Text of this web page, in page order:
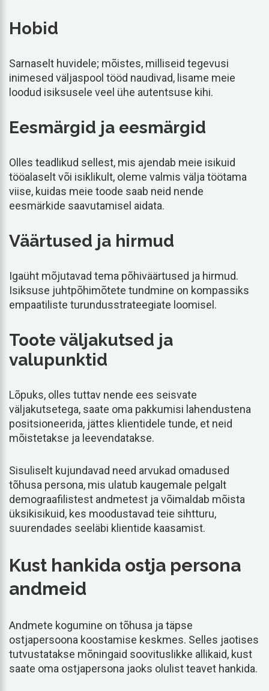
Hobid
Sarnaselt huvidele; mõistes, milliseid tegevusi
inimesed väljaspool tööd naudivad, lisame meie
loodud isiksusele veel ühe autentsuse kihi.
Eesmärgid ja eesmärgid
Olles teadlikud sellest, mis ajendab meie isikuid
tööalaselt või isiklikult, oleme valmis välja töötama
viise, kuidas meie toode saab neid nende
eesmärkide saavutamisel aidata.
Väärtused ja hirmud
Igaüht mõjutavad tema põhiväärtused ja hirmud.
Isiksuse juhtpõhimõtete tundmine on kompassiks
empaatiliste turundusstrateegiate loomisel.
Toote väljakutsed ja
valupunktid
Lõpuks, olles tuttav nende ees seisvate
väljakutsetega, saate oma pakkumisi lahendustena
positsioneerida, jättes klientidele tunde, et neid
mõistetakse ja leevendatakse.
Sisuliselt kujundavad need arvukad omadused
tõhusa persona, mis ulatub kaugemale pelgalt
demograafilistest andmetest ja võimaldab mõista
üksikisikuid, kes moodustavad teie sihtturu,
suurendades seeläbi klientide kaasamist.
Kust hankida ostja persona
andmeid
Andmete kogumine on tõhusa ja täpse
ostjapersoona koostamise keskmes. Selles jaotises
tutvustatakse mõningaid soovituslikke allikaid, kust
saate oma ostjapersona jaoks olulist teavet hankida.